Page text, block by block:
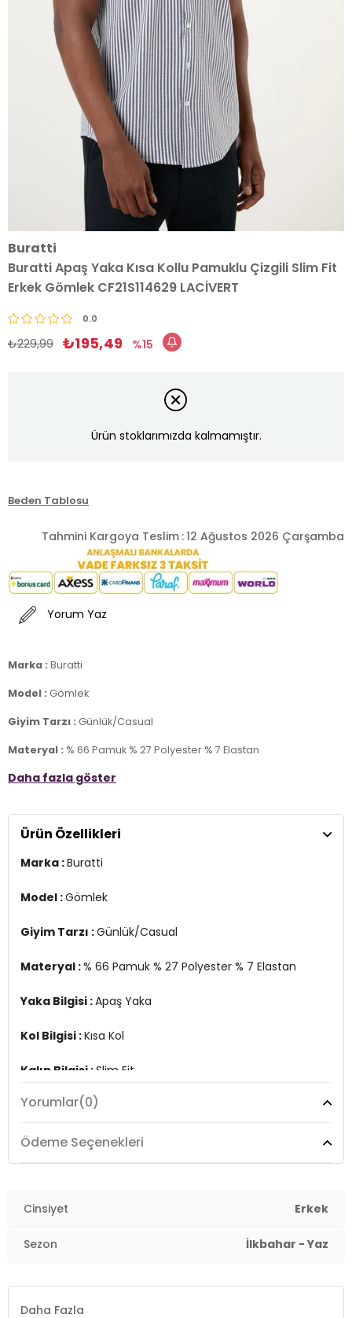
Buratti
Buratti Apaş Yaka Kısa Kollu Pamuklu Çizgili Slim Fit
Erkek Gömlek CF21S114629 LACİVERT
0.0
₺229,99 ₺195,49 15
Ürün stoklarımızda kalmamıştır.
Beden Tablosu
Tahmini Kargoya Teslim :12 Ağustos 2026 Çarşamba
Yorum Yaz
Marka : Buratti
Model : Gömlek
Giyim Tarzı : Günlük/Casual
Materyal : % 66 Pamuk % 27 Polyester % 7 Elastan
Yaka Bilgisi :Apaş Yaka
Kalıp Bilgisi :Slim Fit
Manken Ölçüsü :Kilo : 82 kg / Boy : 1.88 cm / Göğüs : 100 cm / Bel :
Üretim Yeri :Türkiye
Daha fazla göster
Ürün Özellikleri
Marka :Buratti
Model :Gömlek
Giyim Tarzı :Günlük/Casual
Materyal :% 66 Pamuk % 27 Polyester % 7 Elastan
Yaka Bilgisi :Apaş Yaka
Kol Bilgisi :Kısa Kol
Kalıp Bilgisi :Slim Fit
Manken Ölçüsü :
Yorumlar(0)
Ödeme Seçenekleri
Cinsiyet Erkek
Sezon İlkbahar - Yaz
Daha Fazla